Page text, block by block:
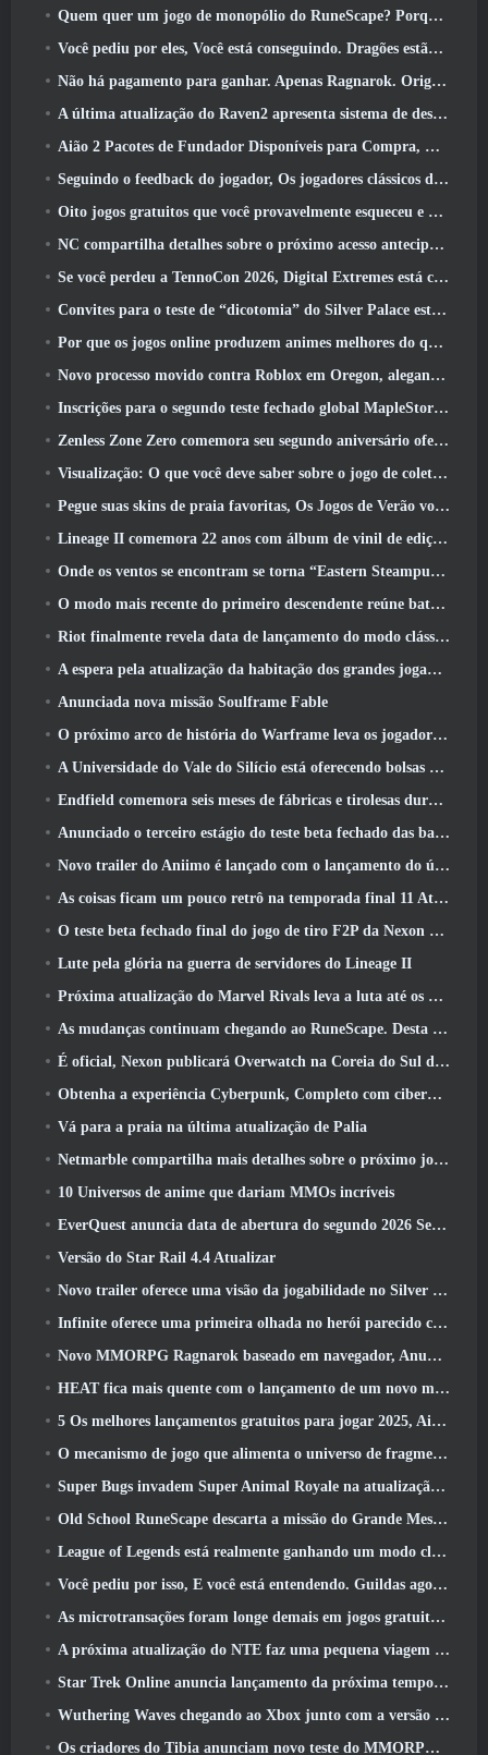
Quem quer um jogo de monopólio do RuneScape? Porque um está a caminho
Você pediu por eles, Você está conseguindo. Dragões estão chegando a Albion Online
Não há pagamento para ganhar. Apenas Ragnarok. Origin Classic é lançado em julho 23
A última atualização do Raven2 apresenta sistema de despertar de habilidades, Oferecendo aos jogadores mais maneiras de aprimorar suas habilidades
Aião 2 Pacotes de Fundador Disponíveis para Compra, Completo com cinco dias de acesso antecipado
Seguindo o feedback do jogador, Os jogadores clássicos de League Of Legends não terão que pagar por skins clássicas
Oito jogos gratuitos que você provavelmente esqueceu e que fazem parte do Steam’s Train Fest
NC compartilha detalhes sobre o próximo acesso antecipado do Aion 2
Se você perdeu a TennoCon 2026, Digital Extremes está compartilhando todos os painéis
Convites para o teste de “dicotomia” do Silver Palace estão sendo enviados
Por que os jogos online produzem animes melhores do que os jogos de anime
Novo processo movido contra Roblox em Oregon, alegando incidente com cuidados infantis
Inscrições para o segundo teste fechado global MapleStory Classic World
Zenless Zone Zero comemora seu segundo aniversário oferecendo aos jogadores a escolha de um agente S-Rank gratuito
Visualização: O que você deve saber sobre o jogo de coleta de criaturas da HoYoverse, Honkai: Link Alma
Pegue suas skins de praia favoritas, Os Jogos de Verão voltaram ao Overwatch
Lineage II comemora 22 anos com álbum de vinil de edição de colecionador
Onde os ventos se encontram se torna “Eastern Steampunk” na versão 2.0
O modo mais recente do primeiro descendente reúne batalhas difíceis de interceptação de vazio e as profundezas
Riot finalmente revela data de lançamento do modo clássico de League Of Legends
A espera pela atualização da habitação dos grandes jogadores do RuneScape acabou
Anunciada nova missão Soulframe Fable
O próximo arco de história do Warframe leva os jogadores a um novo mapa estelar, O Sistema Tau
A Universidade do Vale do Silício está oferecendo bolsas de estudo para jogos e alguns dos requisitos são interessantes
Endfield comemora seis meses de fábricas e tirolesas durante sua próxima atualização
Anunciado o terceiro estágio do teste beta fechado das batalhas de infantaria do War Thunder
Novo trailer do Aniimo é lançado com o lançamento do último teste beta fechado
As coisas ficam um pouco retrô na temporada final 11 Atualizar
O teste beta fechado final do jogo de tiro F2P da Nexon Sudden Attack Zero Point começou hoje
Lute pela glória na guerra de servidores do Lineage II
Próxima atualização do Marvel Rivals leva a luta até os deuses
As mudanças continuam chegando ao RuneScape. Desta vez é a habitação do jogador
É oficial, Nexon publicará Overwatch na Coreia do Sul daqui para frente
Obtenha a experiência Cyberpunk, Completo com ciberpsicose, No próximo evento de crossover do Apex Legends
Vá para a praia na última atualização de Palia
Netmarble compartilha mais detalhes sobre o próximo jogo de nivelamento solo, Nivelamento Solo: KARMA na Anime Expo
10 Universos de anime que dariam MMOs incríveis
EverQuest anuncia data de abertura do segundo 2026 Servidor de expansão bloqueado por tempo
Versão do Star Rail 4.4 Atualizar
Novo trailer oferece uma visão da jogabilidade no Silver Palace
Infinite oferece uma primeira olhada no herói parecido com uma sereia chegando no SS13: Pós-luz
Novo MMORPG Ragnarok baseado em navegador, Anunciado o Universo Ragnarok
HEAT fica mais quente com o lançamento de um novo mapa do deserto
5 Os melhores lançamentos gratuitos para jogar 2025, Ainda vale a pena jogar 2026?
O mecanismo de jogo que alimenta o universo de fragmentos únicos do Eve Online agora é de código aberto
Super Bugs invadem Super Animal Royale na atualização ‘Super Natural’
Old School RuneScape descarta a missão do Grande Mestre ‘The Blood Moon Rises’, Encerrando uma missão de 20 anos
League of Legends está realmente ganhando um modo clássico
Você pediu por isso, E você está entendendo. Guildas agora estão disponíveis em Eterspire
As microtransações foram longe demais em jogos gratuitos?
A próxima atualização do NTE faz uma pequena viagem paralela a um jogo de mesa de fantasia
Star Trek Online anuncia lançamento da próxima temporada “Undiscovered”
Wuthering Waves chegando ao Xbox junto com a versão 3.5 Atualizar
Os criadores do Tibia anunciam novo teste do MMORPG de zumbis da velha escola, Persistir on-line